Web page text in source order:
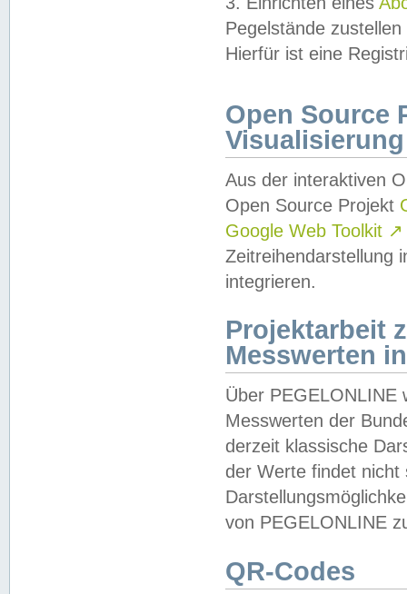
Pegelstände
Hierfür ist eine
Open Source
Visualisierung
Aus der interaktiven
Open Source Projekt
Google Web Toolkit ↗
Zeitreihendarstellung
integrieren.
Projektarbeit
Messwerten
Über PEGELONLINE
Messwerten der
derzeit klassische
der Werte findet
von PEGELONLINE
QR-Codes